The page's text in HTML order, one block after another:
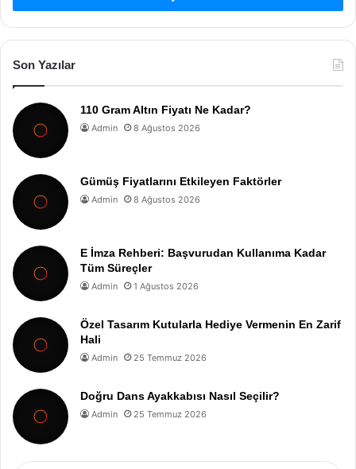
Son Yazılar
110 Gram Altın Fiyatı Ne Kadar?
Admin 8 Ağustos 2026
Gümüş Fiyatlarını Etkileyen Faktörler
Admin 8 Ağustos 2026
E İmza Rehberi: Başvurudan Kullanıma Kadar
Tüm Süreçler
Admin 1 Ağustos 2026
Özel Tasarım Kutularla Hediye Vermenin En Zarif
Hali
Admin 25 Temmuz 2026
Doğru Dans Ayakkabısı Nasıl Seçilir?
Admin 25 Temmuz 2026